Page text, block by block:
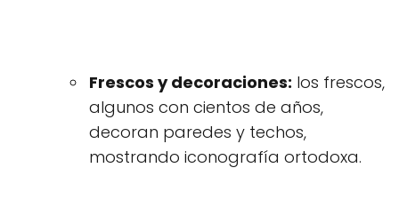
Frescos y decoraciones: los frescos,
algunos con cientos de años,
decoran paredes y techos,
mostrando iconografía ortodoxa.